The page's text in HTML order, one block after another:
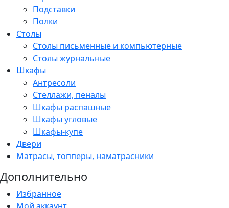
Подставки
Полки
Столы
Столы письменные и компьютерные
Столы журнальные
Шкафы
Антресоли
Стеллажи, пеналы
Шкафы распашные
Шкафы угловые
Шкафы-купе
Двери
Матрасы, топперы, наматрасники
Дополнительно
Избранное